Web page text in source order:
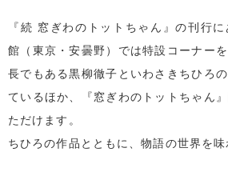
『続 窓ぎわのトットちゃん』の刊行
館（東京・安曇野）では特設コーナー
長でもある黒柳徹子といわさきちひろ
ているほか、『窓ぎわのトットちゃん
ただけます。
ちひろの作品とともに、物語の世界を味